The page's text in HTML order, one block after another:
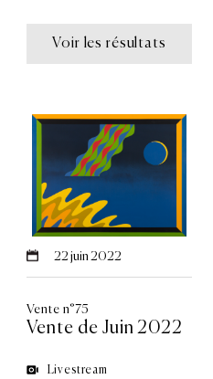
Voir les résultats
22 juin 2022
Vente n°75
Vente de Juin 2022
Livestream